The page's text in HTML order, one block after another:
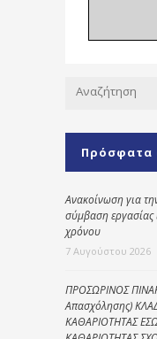
Πρόσφατα
Ανακοίνωση για
σύμβαση εργασίας
χρόνου
7 Αυγούστου 2026
ΠΡΟΣΩΡΙΝΟΣ
Απασχόλησης)
ΚΑΘΑΡΙΟΤΗΤΑΣ